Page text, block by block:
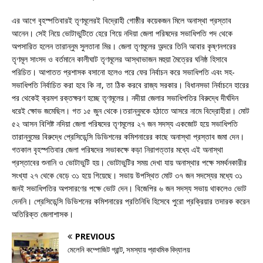
এর আগে বৃহস্পতিবারই তৃণমূলেরই বিদ্রোহী গোষ্ঠীর কয়েকজন মিলে অনাস্থা প্রস্তাব
আনেন। সেই নিয়ে ভোটাভুটিতে হেরে গিয়ে নদিয়া জেলা পরিষদের সভাধিপতি পদ থেকে
অপসারিত হলেন তারান্নুম সুলতানা মির। জেলা তৃণমূলের অন্দরে তিনি আবার কৃষ্ণনগরের
তৃণমূল সাংসদ ও বর্তমানে কালীঘাট তৃণমূলের আস্থাভাজন মহুয়া মৈত্রের ঘনিষ্ঠ হিসাবে
পরিচিত। আপাতত প্রশাসক বসানো হলেও পরে ফের নির্বাচন করে সভাধিপতি এবং সহ-
সভাধিপতি নির্বাচিত করা হবে কি না, তা ঠিক করবে রাজ্য সরকার। বিধানসভা নির্বাচনে হারের
পর থেকেই ক্রমশ রক্তক্ষরণ হচ্ছে তৃণমূলের। নদীয়া জেলার সভাধিপতির বিরুদ্ধে দীর্ঘদিন
ধরেই ক্ষোভ জমেছিল। গত ১৫ জুন থেকে।তরান্নুমকে হঠাতে আসরে নামে বিদ্রোহীরা। মোট
৫২ আসন বিশিষ্ট নদিয়া জেলা পরিষদের তৃণমূলের ২৭ জন সদস্য একজোট হয়ে সভাধিপতি
তারান্নুমের বিরুদ্ধে প্রেসিডেন্সি ডিভিশনের কমিশনারের কাছে অনাস্থা প্রস্তাব জমা দেন।
গতকাল বৃহস্পতিবার জেলা পরিষদের সভাকক্ষে কড়া নিরাপত্তার মধ্যে এই অনাস্থা
প্রস্তাবের শুনানি ও ভোটাভুটি হয়। ভোটাভুটির সময় দেখা যায় অনাস্থার পক্ষে সমর্থনকারীর
সংখ্যা ২৭ থেকে বেড়ে ৩১ হয়ে গিয়েছে। সভায় উপস্থিত মোট ৩৭ জন সদস্যের মধ্যে ৩১
জনই সভাধিপতির অপসারণের পক্ষে ভোট দেন। বিজেপির ৬ জন সদস্য সভায় থাকলেও ভোট
দেননি। প্রেসিডেন্সি ডিভিশনের কমিশনারের প্রতিনিধি হিসেবে পুরো প্রক্রিয়ার তদারক করেন
অতিরিক্ত জেলাশাসক।
PREVIOUS
মেলেনি কম্পোজিট গ্রান্ট, সমস্যায় প্রাথমিক বিদ্যালয়